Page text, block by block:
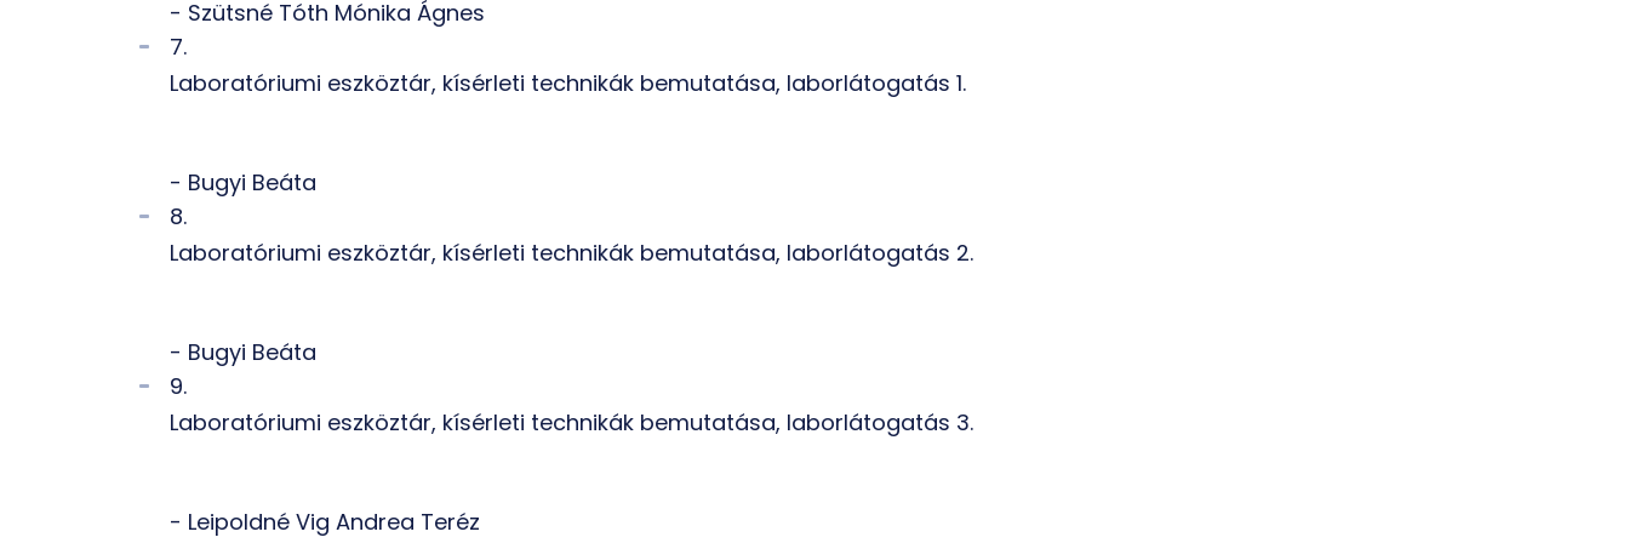
- Szütsné Tóth Mónika Ágnes
7.
Laboratóriumi eszköztár, kísérleti technikák bemutatása, laborlátogatás 1.
- Bugyi Beáta
8.
Laboratóriumi eszköztár, kísérleti technikák bemutatása, laborlátogatás 2.
- Bugyi Beáta
9.
Laboratóriumi eszköztár, kísérleti technikák bemutatása, laborlátogatás 3.
- Leipoldné Vig Andrea Teréz